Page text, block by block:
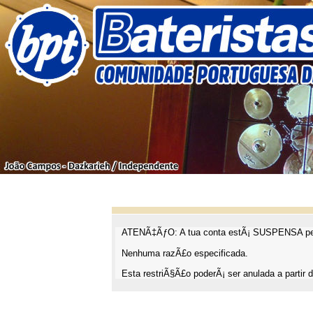
ATENÃ‡ÃƒO: A tua conta estÃ¡ SUSPENSA
Nenhuma razÃ£o especificada.
Esta restriÃ§Ã£o poderÃ¡ ser anulada a partir